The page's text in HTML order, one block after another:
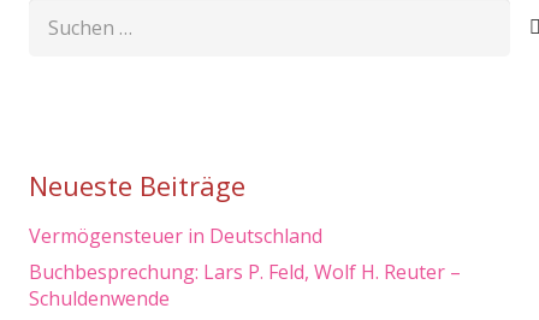
Suchen
Neueste Beiträge
Vermögensteuer in Deutschland
Buchbesprechung: Lars P. Feld, Wolf H. Reuter –
Schuldenwende